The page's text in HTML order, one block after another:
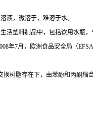
液，微溶于，难溶于水。
活塑料制品中，包括饮用水瓶
年7月，欧洲食品安全局（
树脂存在下，由苯酚和丙酮缩